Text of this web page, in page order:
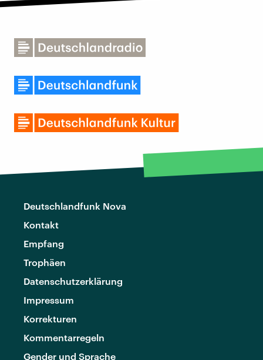
Deutschlandfunk Nova
Kontakt
Empfang
Trophäen
Datenschutzerklärung
Impressum
Korrekturen
Kommentarregeln
Gender und Sprache